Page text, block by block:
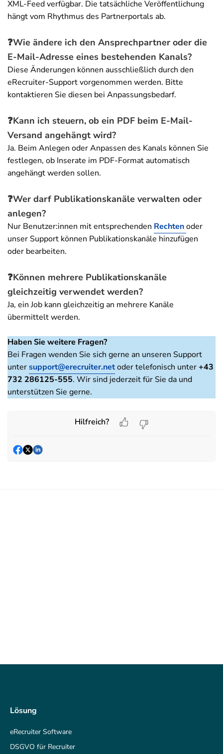
XML-Feed verfügbar. Die tatsächliche Veröffentlichung
hängt vom Rhythmus des Partnerportals ab.
❓Wie ändere ich den Ansprechpartner oder die
E-Mail-Adresse eines bestehenden Kanals?
Diese Änderungen können ausschließlich durch den
eRecruiter-Support vorgenommen werden. Bitte
kontaktieren Sie diesen bei Anpassungsbedarf.
❓Kann ich steuern, ob ein PDF beim E-Mail-
Versand angehängt wird?
Ja. Beim Anlegen oder Anpassen des Kanals können Sie
festlegen, ob Inserate im PDF-Format automatisch
angehängt werden sollen.
❓Wer darf Publikationskanäle verwalten oder
anlegen?
Nur Benutzer:innen mit entsprechenden Rechtenoder
unser Support können Publikationskanäle hinzufügen
oder bearbeiten.
❓Können mehrere Publikationskanäle
gleichzeitig verwendet werden?
Ja, ein Job kann gleichzeitig an mehrere Kanäle
übermittelt werden.
Haben Sie weitere Fragen?
Bei Fragen wenden Sie sich gerne an unseren Support
untersupport@erecruiter.netoder telefonisch unter+43
732 286125-555. Wir sind jederzeit für Sie da und
unterstützen Sie gerne.
Hilfreich?
Lösung
eRecruiter Software
DSGVO für Recruiter